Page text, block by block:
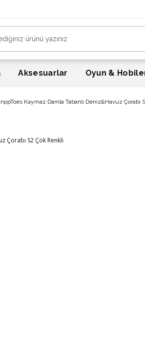
Aksesuarlar Oyun &
Kaymaz Damla Tabanlı Deniz&Havuz Çorabı